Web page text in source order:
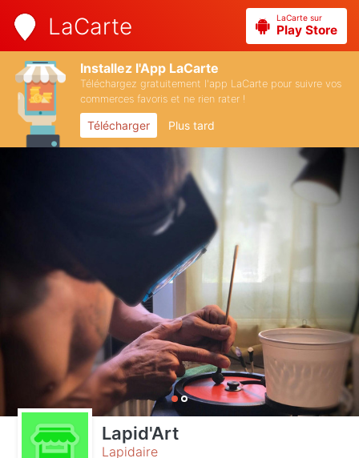
LaCarte LaCarte sur
Play Store
Installez l'App LaCarte
Téléchargez gratuitement l'app LaCarte pour suivre vos
commerces favoris et ne rien rater !
Télécharger Plus tard
Lapid'Art
Lapidaire